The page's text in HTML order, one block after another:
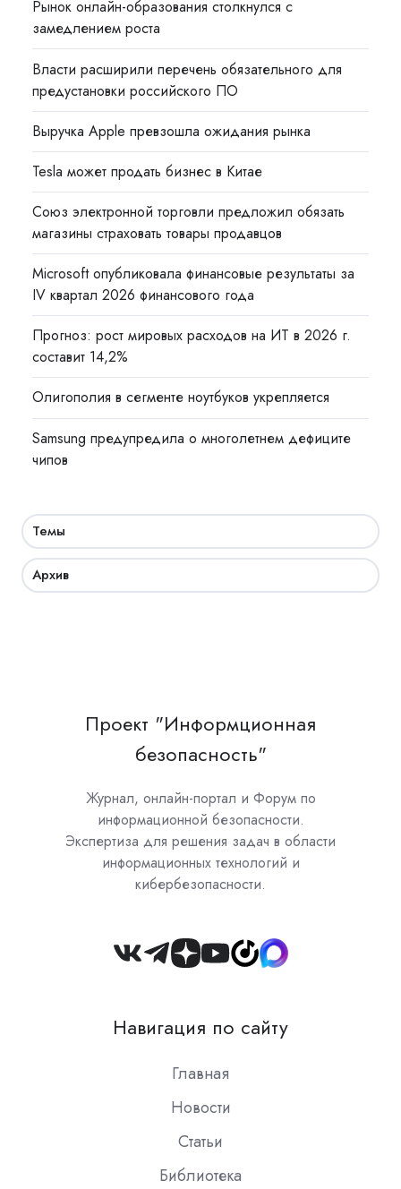
Рынок онлайн-образования столкнулся с
замедлением роста
Власти расширили перечень обязательного для
предустановки российского ПО
Выручка Apple превзошла ожидания рынка
Tesla может продать бизнес в Китае
Союз электронной торговли предложил обязать
магазины страховать товары продавцов
Microsoft опубликовала финансовые результаты за
IV квартал 2026 финансового года
Прогноз: рост мировых расходов на ИТ в 2026 г.
составит 14,2%
Олигополия в сегменте ноутбуков укрепляется
Samsung предупредила о многолетнем дефиците
чипов
Темы
Архив
Проект "Информционная
безопасность"
Журнал, онлайн-портал и Форум по
информационной безопасности.
Экспертиза для решения задач в области
информационных технологий и
кибербезопасности.
Join
Slack
Навигация по сайту
Главная
Новости
Статьи
Библиотека